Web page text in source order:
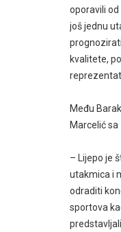
oporavili
još jednu
kvalitete,
Među
Marcelić
– Lijepo je
utakmica i
odraditi
sportova